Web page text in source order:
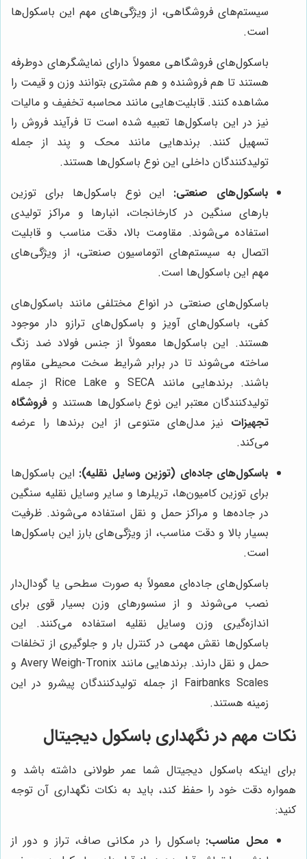
سیستم‌های فروشگاهی، از ویژگی‌های مهم این باسکول‌ها
است.
باسکول‌های فروشگاهی معمولاً دارای نمایشگرهای دوطرفه
هستند تا هم فروشنده و هم مشتری بتوانند وزن و قیمت را
مشاهده کنند. قابلیت‌هایی مانند محاسبه تخفیف و مالیات
نیز در این باسکول‌ها تعبیه شده است تا فرآیند فروش را
تسهیل کنند. برندهایی مانند محک و پند از جمله
تولیدکنندگان داخلی این نوع باسکول‌ها هستند.
باسکول‌های صنعتی: این نوع باسکول‌ها برای توزین
بارهای سنگین در کارخانجات، انبارها و مراکز تولیدی
استفاده می‌شوند. مقاومت بالا، دقت مناسب و قابلیت
اتصال به سیستم‌های اتوماسیون صنعتی، از ویژگی‌های
مهم این باسکول‌ها است.
باسکول‌های صنعتی در انواع مختلفی مانند باسکول‌های
کفی، باسکول‌های آویز و باسکول‌های ترازو دار موجود
هستند. این باسکول‌ها معمولاً از جنس فولاد ضد زنگ
ساخته می‌شوند تا در برابر شرایط سخت محیطی مقاوم
باشند. برندهایی مانند SECA و Rice Lake از جمله
تولیدکنندگان معتبر این نوع باسکول‌ها هستند و فروشگاه
تجهیزات نیز مدل‌های متنوعی از این برندها را عرضه
می‌کند.
باسکول‌های جاده‌ای (توزین وسایل نقلیه): این باسکول‌ها
برای توزین کامیون‌ها، تریلرها و سایر وسایل نقلیه سنگین
در جاده‌ها و مراکز حمل و نقل استفاده می‌شوند. ظرفیت
بسیار بالا و دقت مناسب، از ویژگی‌های بارز این باسکول‌ها
است.
باسکول‌های جاده‌ای معمولاً به صورت سطحی یا گودال‌دار
نصب می‌شوند و از سنسورهای وزن بسیار قوی برای
اندازه‌گیری وزن وسایل نقلیه استفاده می‌کنند. این
باسکول‌ها نقش مهمی در کنترل بار و جلوگیری از تخلفات
حمل و نقل دارند. برندهایی مانند Avery Weigh-Tronix و
Fairbanks Scales از جمله تولیدکنندگان پیشرو در این
زمینه هستند.
نکات مهم در نگهداری باسکول دیجیتال
برای اینکه باسکول دیجیتال شما عمر طولانی داشته باشد و
همواره دقت خود را حفظ کند، باید به نکات نگهداری آن توجه
کنید:
محل مناسب: باسکول را در مکانی صاف، تراز و دور از